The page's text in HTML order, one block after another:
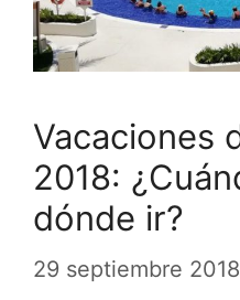
Vacaciones
2018:
dónde ir?
29 septiembre 2018